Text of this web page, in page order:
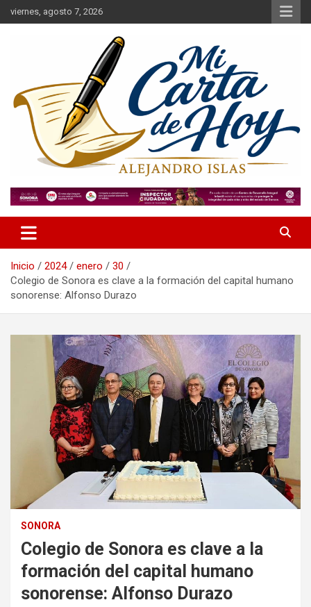
Saltar
al
viernes, agosto 7, 2026
Mi Carta de Hoy
Inicio 2024 enero
30
Colegio de Sonora es clave a la formación del capital humano
sonorense: Alfonso Durazo
SONORA
Colegio de Sonora es clave a la
formación del capital humano
sonorense: Alfonso Durazo